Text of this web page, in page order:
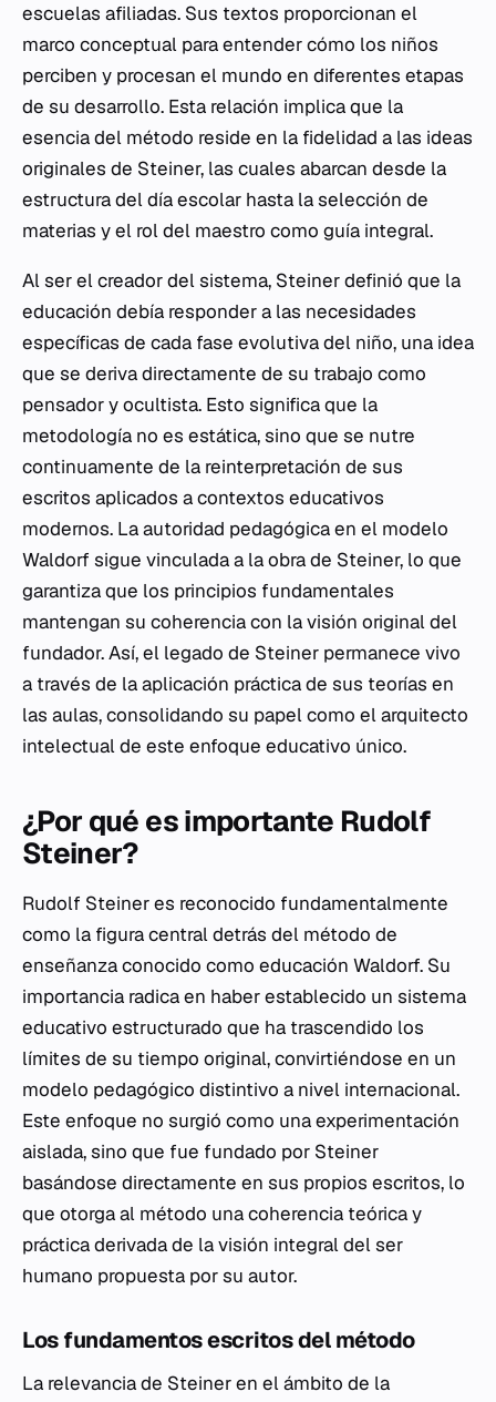
escuelas afiliadas. Sus textos proporcionan el
marco conceptual para entender cómo los niños
perciben y procesan el mundo en diferentes etapas
de su desarrollo. Esta relación implica que la
esencia del método reside en la fidelidad a las ideas
originales de Steiner, las cuales abarcan desde la
estructura del día escolar hasta la selección de
materias y el rol del maestro como guía integral.
Al ser el creador del sistema, Steiner definió que la
educación debía responder a las necesidades
específicas de cada fase evolutiva del niño, una idea
que se deriva directamente de su trabajo como
pensador y ocultista. Esto significa que la
metodología no es estática, sino que se nutre
continuamente de la reinterpretación de sus
escritos aplicados a contextos educativos
modernos. La autoridad pedagógica en el modelo
Waldorf sigue vinculada a la obra de Steiner, lo que
garantiza que los principios fundamentales
mantengan su coherencia con la visión original del
fundador. Así, el legado de Steiner permanece vivo
a través de la aplicación práctica de sus teorías en
las aulas, consolidando su papel como el arquitecto
intelectual de este enfoque educativo único.
¿Por qué es importante Rudolf
Steiner?
Rudolf Steiner es reconocido fundamentalmente
como la figura central detrás del método de
enseñanza conocido como educación Waldorf. Su
importancia radica en haber establecido un sistema
educativo estructurado que ha trascendido los
límites de su tiempo original, convirtiéndose en un
modelo pedagógico distintivo a nivel internacional.
Este enfoque no surgió como una experimentación
aislada, sino que fue fundado por Steiner
basándose directamente en sus propios escritos, lo
que otorga al método una coherencia teórica y
práctica derivada de la visión integral del ser
humano propuesta por su autor.
Los fundamentos escritos del método
La relevancia de Steiner en el ámbito de la